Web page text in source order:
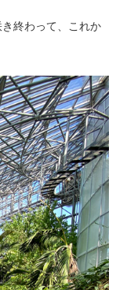
終わって、これか